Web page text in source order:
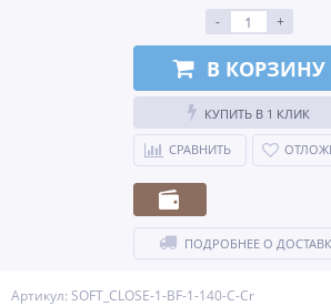
Артикул: SOFT_CLOSE-1-BF-1-140-C-Cr
-
+
В КОРЗИНУ
КУПИТЬ В 1 КЛИК
СРАВНИТЬ
ПОДРОБНЕЕ О